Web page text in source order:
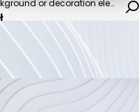
3D abstract creative background or decoration element. Digital colored flower on black background. Concept of futuristic art and modern technologies. EPS10, vector illustration.